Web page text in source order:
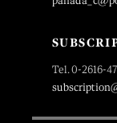
Tel. 0-2616-